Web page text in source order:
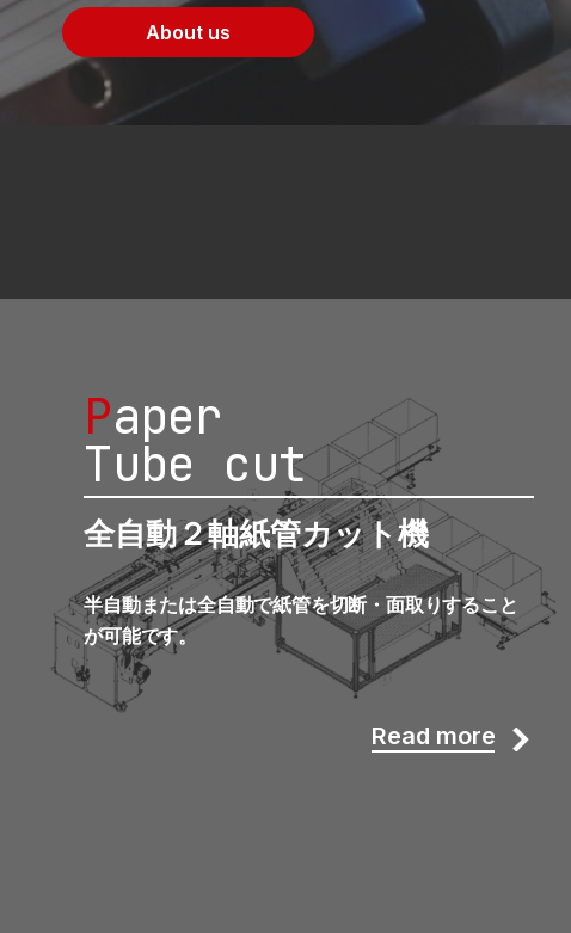
About us
Paper
Tube cut
全自動２軸紙管カット機
半自動または全自動で紙管を切断・面取りすること
が可能です。
Read more